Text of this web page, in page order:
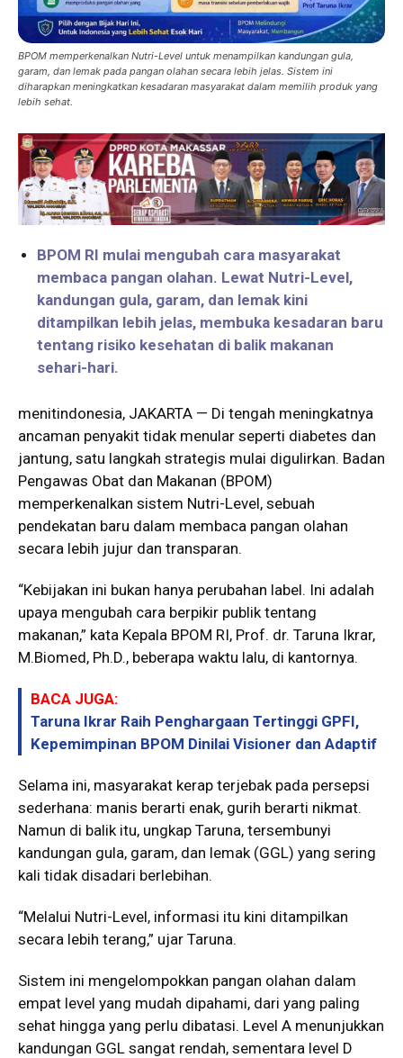
BPOM memperkenalkan Nutri-Level untuk menampilkan kandungan gula,
garam, dan lemak pada pangan olahan secara lebih jelas. Sistem ini
diharapkan meningkatkan kesadaran masyarakat dalam memilih produk yang
lebih sehat.
BPOM RI mulai mengubah cara masyarakat
membaca pangan olahan. Lewat Nutri-Level,
kandungan gula, garam, dan lemak kini
ditampilkan lebih jelas, membuka kesadaran baru
tentang risiko kesehatan di balik makanan
sehari-hari.
menitindonesia, JAKARTA — Di tengah meningkatnya
ancaman penyakit tidak menular seperti diabetes dan
jantung, satu langkah strategis mulai digulirkan. Badan
Pengawas Obat dan Makanan (BPOM)
memperkenalkan sistem Nutri-Level, sebuah
pendekatan baru dalam membaca pangan olahan
secara lebih jujur dan transparan.
“Kebijakan ini bukan hanya perubahan label. Ini adalah
upaya mengubah cara berpikir publik tentang
makanan,” kata Kepala BPOM RI, Prof. dr. Taruna Ikrar,
M.Biomed, Ph.D., beberapa waktu lalu, di kantornya.
BACA JUGA:
Taruna Ikrar Raih Penghargaan Tertinggi GPFI,
Kepemimpinan BPOM Dinilai Visioner dan Adaptif
Selama ini, masyarakat kerap terjebak pada persepsi
sederhana: manis berarti enak, gurih berarti nikmat.
Namun di balik itu, ungkap Taruna, tersembunyi
kandungan gula, garam, dan lemak (GGL) yang sering
kali tidak disadari berlebihan.
“Melalui Nutri-Level, informasi itu kini ditampilkan
secara lebih terang,” ujar Taruna.
Sistem ini mengelompokkan pangan olahan dalam
empat level yang mudah dipahami, dari yang paling
sehat hingga yang perlu dibatasi. Level A menunjukkan
kandungan GGL sangat rendah, sementara level D